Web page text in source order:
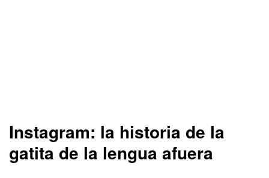
Instagram: la historia de la
gatita de la lengua afuera